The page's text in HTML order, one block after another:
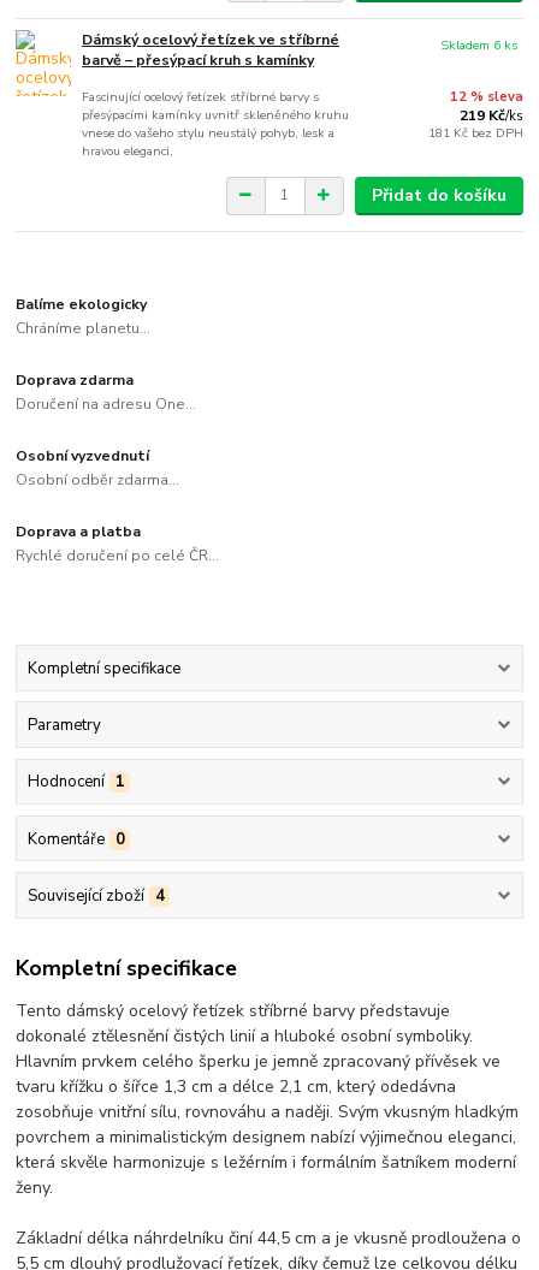
Dámský ocelový řetízek ve stříbrné
barvě – přesýpací kruh s kamínky
Fascinující ocelový řetízek stříbrné barvy s
přesýpacími kamínky uvnitř skleněného kruhu
vnese do vašeho stylu neustálý pohyb, lesk a
hravou eleganci.
12 % sleva
219 Kč/ks
181 Kč bez DPH
Skladem 6 ks
Přidat do košíku
Balíme ekologicky
Chráníme planetu...
Doprava zdarma
Doručení na adresu One...
Osobní vyzvednutí
Osobní odběr zdarma...
Doprava a platba
Rychlé doručení po celé ČR...
Kompletní specifikace
Parametry
Hodnocení 1
Komentáře 0
Související zboží 4
Kompletní specifikace
Tento dámský ocelový řetízek stříbrné barvy představuje
dokonalé ztělesnění čistých linií a hluboké osobní symboliky.
Hlavním prvkem celého šperku je jemně zpracovaný přívěsek ve
tvaru křížku o šířce 1,3 cm a délce 2,1 cm, který odedávna
zosobňuje vnitřní sílu, rovnováhu a naději. Svým vkusným hladkým
povrchem a minimalistickým designem nabízí výjimečnou eleganci,
která skvěle harmonizuje s ležérním i formálním šatníkem moderní
ženy.
Základní délka náhrdelníku činí 44,5 cm a je vkusně prodloužena o
5,5 cm dlouhý prodlužovací řetízek, díky čemuž lze celkovou délku